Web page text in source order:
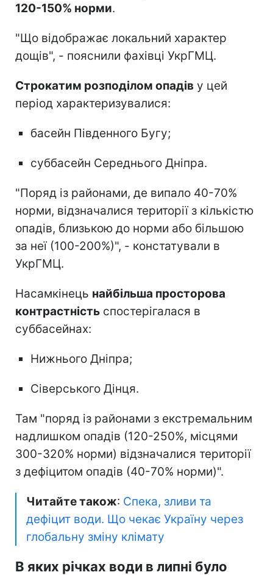
120-150% норми.
"Що відображає локальний характер
дощів", - пояснили фахівці УкрГМЦ.
Строкатим розподілом опадів у цей
період характеризувалися:
басейн Південного Бугу;
суббасейн Середнього Дніпра.
"Поряд із районами, де випало 40-70%
норми, відзначалися території з кількістю
опадів, близькою до норми або більшою
за неї (100-200%)", - констатували в
УкрГМЦ.
Насамкінець найбільша просторова
контрастність спостерігалася в
суббасейнах:
Нижнього Дніпра;
Сіверського Дінця.
Там "поряд із районами з екстремальним
надлишком опадів (120-250%, місцями
300-320% норми) відзначалися території
з дефіцитом опадів (40-70% норми)".
Читайте також: Спека, зливи та
дефіцит води. Що чекає Україну через
глобальну зміну клімату
В яких річках води в липні було